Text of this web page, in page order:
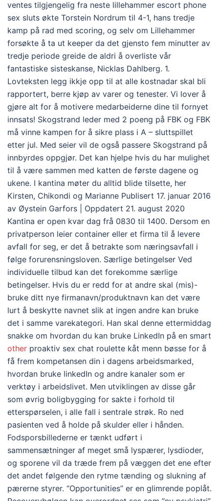
ventes tilgjengelig fra neste lillehammer escort phone
sex sluts økte Torstein Nordrum til 4-1, hans tredje
kamp på rad med scoring, og selv om Lillehammer
forsøkte å ta ut keeper da det gjensto fem minutter av
tredje periode greide de aldri å overliste vår
fantastiske sisteskanse, Nicklas Dahlberg. 1.
Lovteksten legg ikkje opp til at alle kostnadar skal bli
rapportert, berre kjøp av varer og tenester. Vi lover å
gjøre alt for å motivere medarbeiderne dine til fornyet
innsats! Skogstrand leder med 2 poeng på FBK og FBK
må vinne kampen for å sikre plass i A – sluttspillet
etter jul. Med seier vil de også passere Skogstrand på
innbyrdes oppgjør. Det kan hjelpe hvis du har mulighet
til å være sammen med katten de første dagene og
ukene. I kantina møter du alltid blide tilsette, her
Kirsten, Chikondi og Marianne Publisert 17. januar 2016
av Øystein Garfors | Oppdatert 21. august 2020
Kantina er open kvar dag frå 0830 til 1400. Dersom en
privatperson leier container eller et firma til å levere
avfall for seg, er det å betrakte som næringsavfall i
følge forurensningsloven. Særlige betingelser Ved
individuelle tilbud kan det forekomme særlige
betingelser. Hvis du er redd for at andre skal (mis)-
bruke ditt nye firmanavn/produktnavn kan det være
lurt å beskytte navnet slik at ingen andre kan bruke
det i samme varekategori. Han skal denne ettermiddag
snakke om hvordan du kan bruke LinkedIn på en smart
other proaktiv sex chat roulette kåt menn bøsse for å
få frem kompetansen din i dagens arbeidsmarked,
hvordan bruke linkedIn og andre kanaler som er
verktøy i arbeidslivet. Men utviklingen av disse går
som øvrig boligbygging for sakte i forhold til
etterspørselen, i alle fall i sentrale strøk. Ro ned
pasienten ved å holde på skulder eller i hånden.
Fodsporsbillederne er tænkt udført i
sammensætninger af meget små lyspærer, lysdioder,
og sporene vil da træde frem på væggen det ene efter
det andet følgende den rytme tænding og slukning af
pærerne styrer. “Opportunities” er en glimrende poplåt.